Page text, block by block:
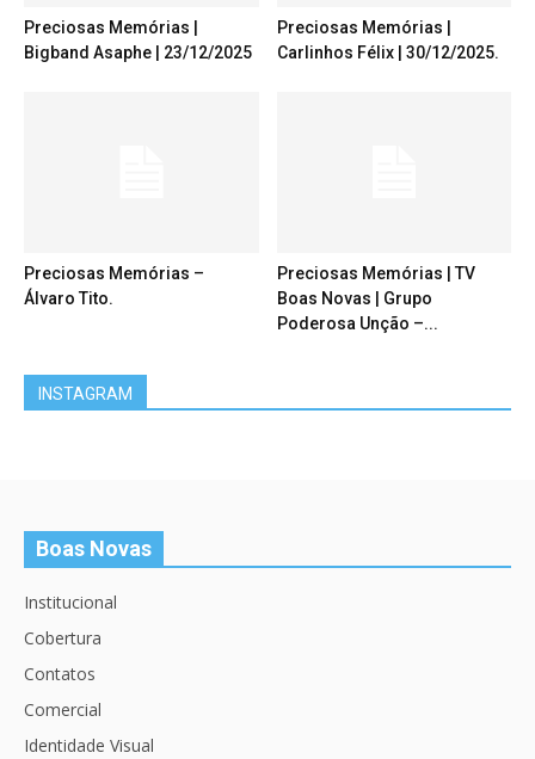
Preciosas Memórias |
Bigband Asaphe | 23/12/2025
Preciosas Memórias |
Carlinhos Félix | 30/12/2025.
Preciosas Memórias –
Álvaro Tito.
Preciosas Memórias | TV
Boas Novas | Grupo
Poderosa Unção –...
INSTAGRAM
Boas Novas
Institucional
Cobertura
Contatos
Comercial
Identidade Visual